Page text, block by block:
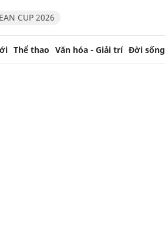
CUP 2026
Thể thao Văn hóa - Giải trí Đời sống